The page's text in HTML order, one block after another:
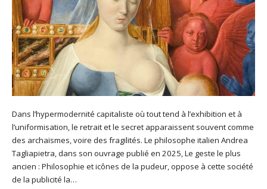
Dans l’hypermodernité capitaliste où tout tend à l’exhibition et à
l’uniformisation, le retrait et le secret apparaissent souvent comme
des archaïsmes, voire des fragilités. Le philosophe italien Andrea
Tagliapietra, dans son ouvrage publié en 2025, Le geste le plus
ancien : Philosophie et icônes de la pudeur, oppose à cette société
de la publicité la…